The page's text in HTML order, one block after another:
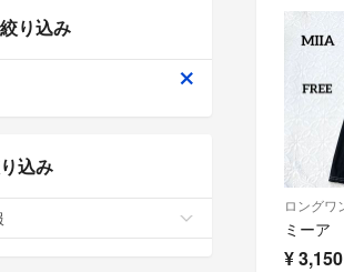
¥3,150
り込み
込み